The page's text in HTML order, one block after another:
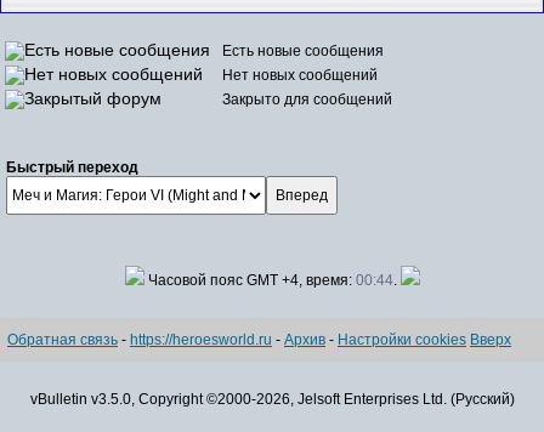
Есть новые сообщения
Нет новых сообщений
Закрыто для сообщений
Быстрый переход
Часовой пояс GMT +4, время: 00:44.
Обратная связь - https://heroesworld.ru - Архив - Настройки cookies Вверх
vBulletin v3.5.0, Copyright ©2000-2026, Jelsoft Enterprises Ltd. (Русский)